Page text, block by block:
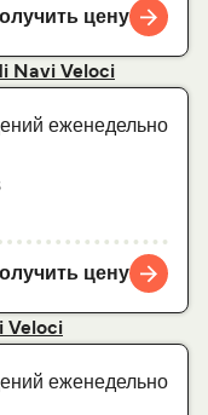
цену
Navi Veloci
еженедельно
цену
Veloci
еженедельно